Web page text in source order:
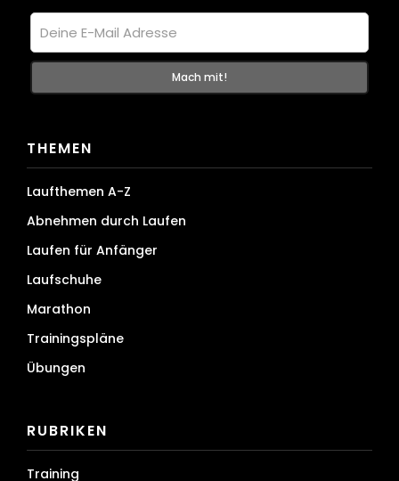
THEMEN
Laufthemen A-Z
Abnehmen durch Laufen
Laufen für Anfänger
Laufschuhe
Marathon
Trainingspläne
Übungen
RUBRIKEN
Training